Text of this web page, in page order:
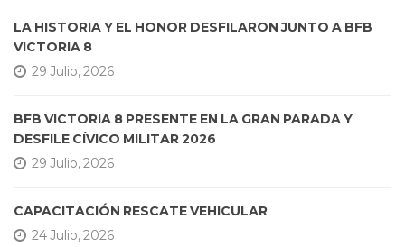
LA HISTORIA Y EL HONOR DESFILARON JUNTO A BFB
VICTORIA 8
29 Julio, 2026
BFB VICTORIA 8 PRESENTE EN LA GRAN PARADA Y
DESFILE CÍVICO MILITAR 2026
29 Julio, 2026
CAPACITACIÓN RESCATE VEHICULAR
24 Julio, 2026